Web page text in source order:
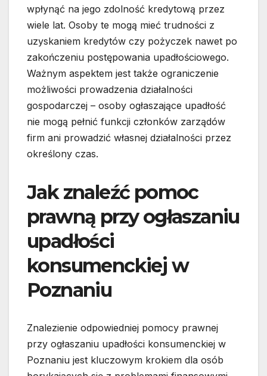
wpłynąć na jego zdolność kredytową przez
wiele lat. Osoby te mogą mieć trudności z
uzyskaniem kredytów czy pożyczek nawet po
zakończeniu postępowania upadłościowego.
Ważnym aspektem jest także ograniczenie
możliwości prowadzenia działalności
gospodarczej – osoby ogłaszające upadłość
nie mogą pełnić funkcji członków zarządów
firm ani prowadzić własnej działalności przez
określony czas.
Jak znaleźć pomoc
prawną przy ogłaszaniu
upadłości
konsumenckiej w
Poznaniu
Znalezienie odpowiedniej pomocy prawnej
przy ogłaszaniu upadłości konsumenckiej w
Poznaniu jest kluczowym krokiem dla osób